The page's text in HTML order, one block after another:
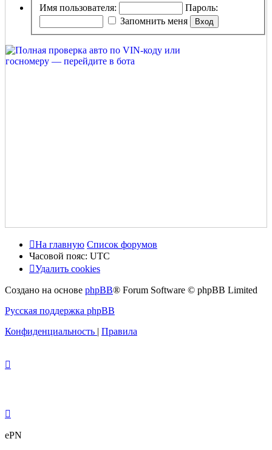
Имя пользователя:
Пароль:
Запомнить меня
На главную Список форумов
Часовой пояс: UTC
Удалить cookies
Создано на основе phpBB® Forum Software © phpBB Limited
Русская поддержка phpBB
Конфиденциальность | Правила
ePN